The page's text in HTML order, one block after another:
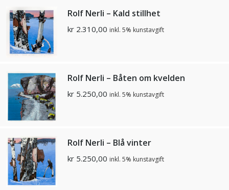
Rolf Nerli – Kald stillhet
kr 2.310,00 inkl. 5% kunstavgift
Rolf Nerli – Båten om kvelden
kr 5.250,00 inkl. 5% kunstavgift
Rolf Nerli – Blå vinter
kr 5.250,00 inkl. 5% kunstavgift